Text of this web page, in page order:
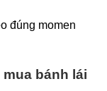
đúng momen
bánh lái